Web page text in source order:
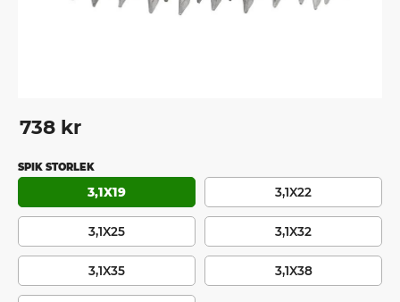
738 kr
SPIK STORLEK
3,1X19 3,1X22
3,1X25 3,1X32
3,1X35 3,1X38